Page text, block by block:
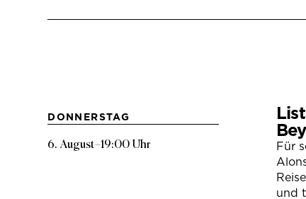
DONNERSTAG
6. August–19:00 Uhr
Für
und